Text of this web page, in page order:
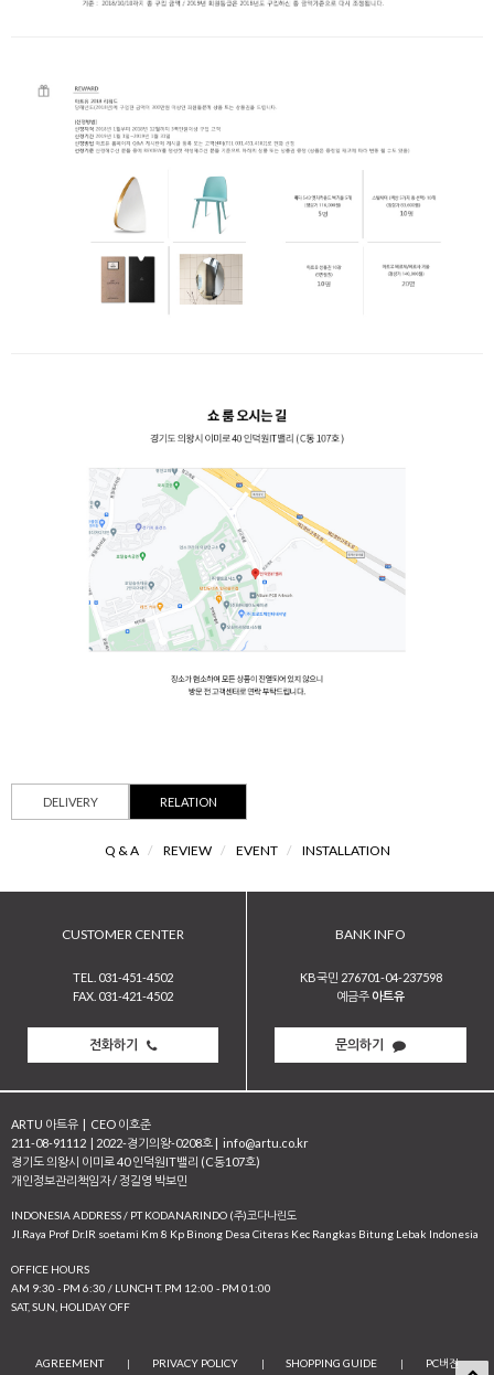
DELIVERY RELATION
Q & A / REVIEW / EVENT / INSTALLATION
CUSTOMER CENTER
TEL. 031-451-4502
FAX. 031-421-4502
전화하기
BANK INFO
KB국민 276701-04-237598
예금주 아트유
문의하기
ARTU 아트유 | CEO 이호준
211-08-91112 | 2022-경기의왕-0208호 | info@artu.co.kr
경기도 의왕시 이미로 40 인덕원IT밸리 (C동107호)
개인정보관리책임자 / 정길영 박보민
INDONESIA ADDRESS / PT KODANARINDO (주)코다나린도
JI.Raya Prof Dr.IR soetami Km 8 Kp Binong Desa Citeras Kec Rangkas Bitung Lebak Indonesia
OFFICE HOURS
AM 9:30 - PM 6:30 / LUNCH T. PM 12:00 - PM 01:00
SAT, SUN, HOLIDAY OFF
AGREEMENT | PRIVACY POLICY | SHOPPING GUIDE | PC버전